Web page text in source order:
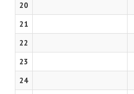
20
21
22
23
24